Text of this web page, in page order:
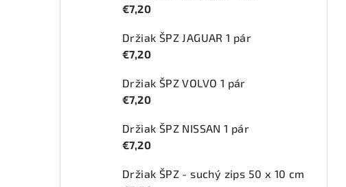
€7,20
Držiak ŠPZ JAGUAR 1 pár
€7,20
Držiak ŠPZ VOLVO 1 pár
€7,20
Držiak ŠPZ NISSAN 1 pár
€7,20
Držiak ŠPZ - suchý zips 50 x 10 cm